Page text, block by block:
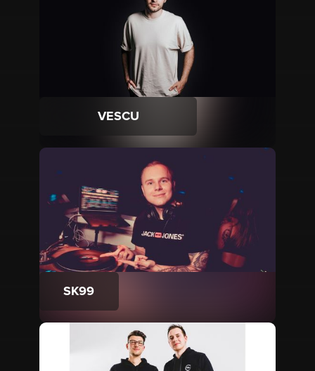
VESCU
SK99